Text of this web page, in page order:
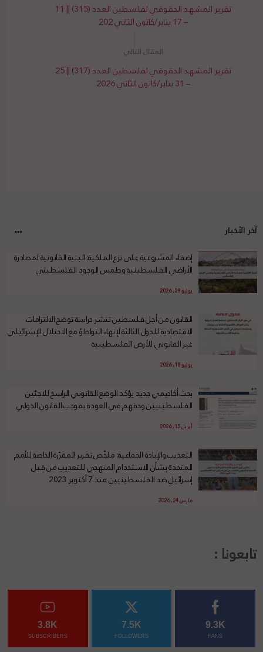
تقرير المشهد الحقوقي لفلسطين العدد (315) || 11
– 17 يناير/كانون الثاني 202
تقرير المشهد الحقوقي لفلسطين العدد (317) || 25
– 31 يناير/كانون الثاني 2026
آخر الأخبار
إضفاء المشروعية على نزع الملكية: البنية القانونية لمصادرة
الأراضي الفلسطينية وطمس الوجود الفلسطيني
يوليو 29, 2026
القانون من أجل فلسطين تنشر دراسة توضح الالتزامات
الاقتصادية للدول الثالثة لإنهاء التواطؤ مع الاحتلال الإسرائيلي
غير القانوني للأرض الفلسطينية
يوليو 18, 2026
بحث أكاديمي جديد يؤكد الوضع القانوني الراسخ للاجئين
الفلسطينيين وحقهم في العودة بموجب القانون الدولي
أبريل 15, 2026
التعذيب والإبادة الجماعية: ملخّص تقرير المقرّرة الخاصة للأمم
المتحدة بشأن الاستخدام المنهجي للتعذيب من قبل
إسرائيل ضد الفلسطينيين منذ 7 أكتوبر 2023
مارس 24, 2026
تابعونا :
9.3K
FANS
7.5K
FOLLOWERS
3.8K
SUBSCRIBERS